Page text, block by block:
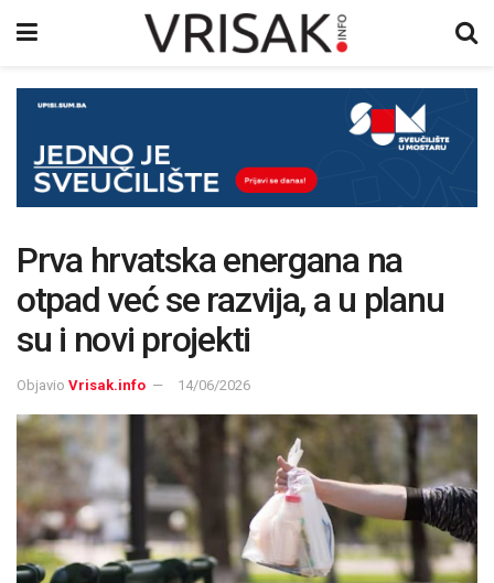
Prva hrvatska energana na
otpad već se razvija, a u planu
su i novi projekti
Objavio Vrisak.info 14/06/2026